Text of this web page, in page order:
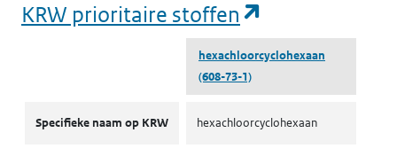
KRW prioritaire stoffen
hexachloorcyclohexaan
(608-73-1)
Specifieke naam op KRW hexachloorcyclohexaan